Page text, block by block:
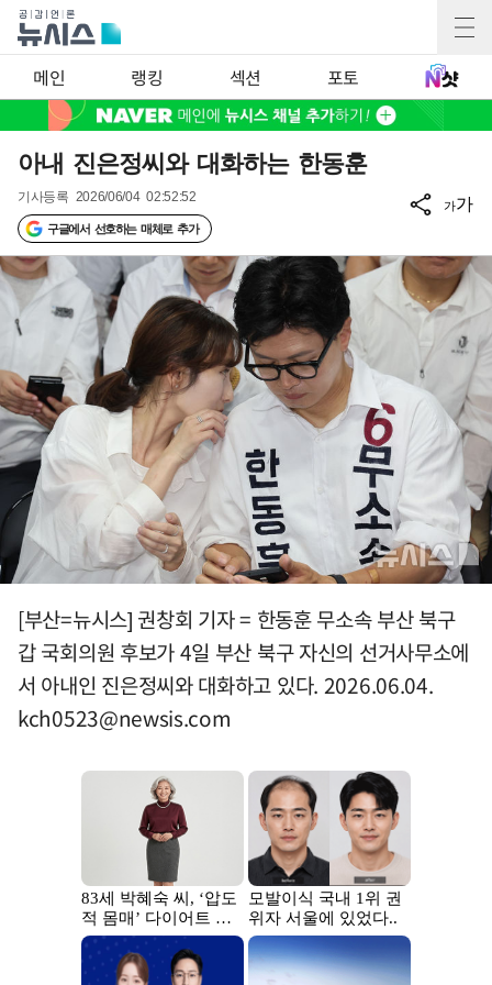
메인 랭킹 섹션 포토
아내 진은정씨와 대화하는 한동훈
기사등록 2026/06/04 02:52:52
구글에서 선호하는 매체로 추가
가가
[부산=뉴시스] 권창회 기자 = 한동훈 무소속 부산 북구
갑 국회의원 후보가 4일 부산 북구 자신의 선거사무소에
서 아내인 진은정씨와 대화하고 있다. 2026.06.04.
kch0523@newsis.com